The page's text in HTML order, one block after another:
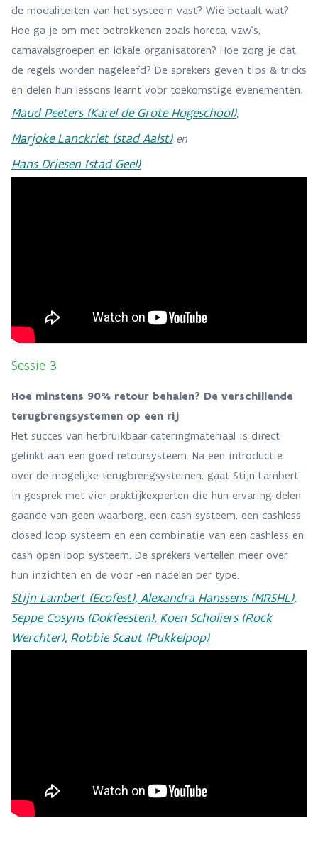
de modaliteiten van het systeem vast? Wie betaalt wat?
Hoe ga je om met betrokkenen zoals horeca, vzw's,
carnavalsgroepen en lokale organisatoren? Hoe zorg je dat
de regels worden nageleefd? De sprekers geven tips & tricks
en delen hun lessons learnt voor toekomstige evenementen.
Maud Peeters (Karel de Grote Hogeschool),
Marjoke Lanckriet (stad Aalst)en
Hans Driesen (stad Geel)
Sessie 3
Hoe minstens 90% retour behalen? De verschillende
terugbrengsystemen op een rij
Het succes van herbruikbaar cateringmateriaal is direct
gelinkt aan een goed retoursysteem. Na een introductie
over de mogelijke terugbrengsystemen, gaat Stijn Lambert
in gesprek met vier praktijkexperten die hun ervaring delen
gaande van geen waarborg, een cash systeem, een cashless
closed loop systeem en een combinatie van een cashless en
cash open loop systeem. De sprekers vertellen meer over
hun inzichten en de voor -en nadelen per type.
Stijn Lambert (Ecofest), Alexandra Hanssens (MRSHL),
Seppe Cosyns (Dokfeesten), Koen Scholiers (Rock
Werchter), Robbie Scaut (Pukkelpop)